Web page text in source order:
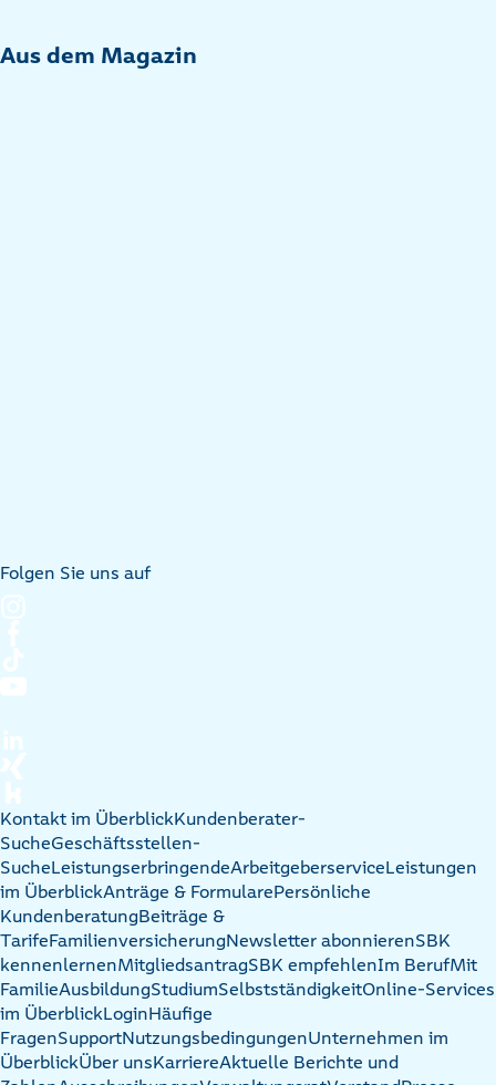
Aus dem Magazin
Folgen Sie uns auf
Kontakt im ÜberblickKundenberater-
SucheGeschäftsstellen-
SucheLeistungserbringendeArbeitgeberserviceLeistungen
im ÜberblickAnträge & FormularePersönliche
KundenberatungBeiträge &
TarifeFamilienversicherungNewsletter abonnierenSBK
kennenlernenMitgliedsantragSBK empfehlenIm BerufMit
FamilieAusbildungStudiumSelbstständigkeitOnline-Services
im ÜberblickLoginHäufige
FragenSupportNutzungsbedingungenUnternehmen im
ÜberblickÜber unsKarriereAktuelle Berichte und